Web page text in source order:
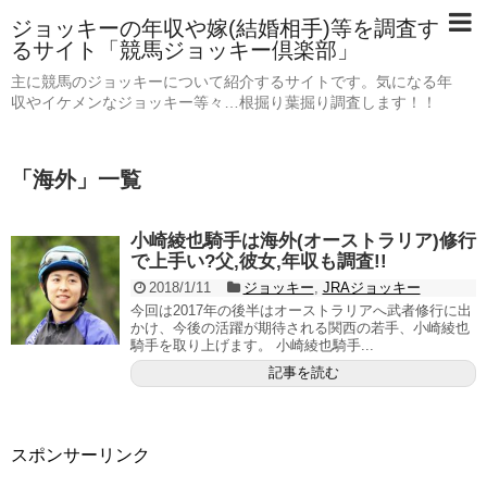
ジョッキーの年収や嫁(結婚相手)等を調査す
るサイト「競馬ジョッキー倶楽部」
主に競馬のジョッキーについて紹介するサイトです。気になる年
収やイケメンなジョッキー等々…根掘り葉掘り調査します！！
「 海外」 一覧
小崎綾也騎手は海外(オーストラリア)修行
で上手い?父,彼女,年収も調査!!
2018/1/11 ジョッキー JRAジョッキー
今回は2017年の後半はオーストラリアへ武者修行に出
かけ、今後の活躍が期待される関西の若手、小崎綾也
騎手を取り上げます。 小崎綾也騎手...
記事を読む
スポンサーリンク